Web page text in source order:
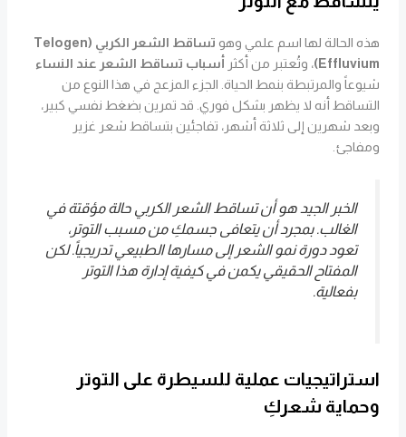
هذه الحالة لها اسم علمي وهو
تساقط الشعر الكربي (Telogen
Effluvium) ، وتُعتبر من أكثر أسباب تساقط الشعر عند النساء
شيوعاً والمرتبطة بنمط الحياة. الجزء المزعج في هذا النوع من
التساقط أنه لا يظهر بشكل فوري. قد تمرين بضغط نفسي كبير،
وبعد شهرين إلى ثلاثة أشهر، تفاجئين بتساقط شعر غزير
ومفاجئ.
الخبر الجيد هو أن تساقط الشعر الكربي حالة مؤقتة في
الغالب. بمجرد أن يتعافى جسمكِ من مسبب التوتر،
تعود دورة نمو الشعر إلى مسارها الطبيعي تدريجياً. لكن
المفتاح الحقيقي يكمن في كيفية إدارة هذا التوتر
بفعالية.
استراتيجيات عملية للسيطرة على التوتر
وحماية شعركِ